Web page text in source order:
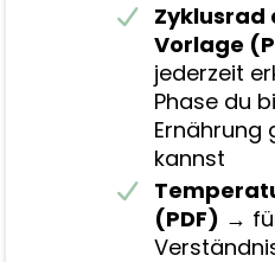
Zyklusrad
Vorlage
jederzeit
Phase du
Ernährung
kannst
(PDF) →